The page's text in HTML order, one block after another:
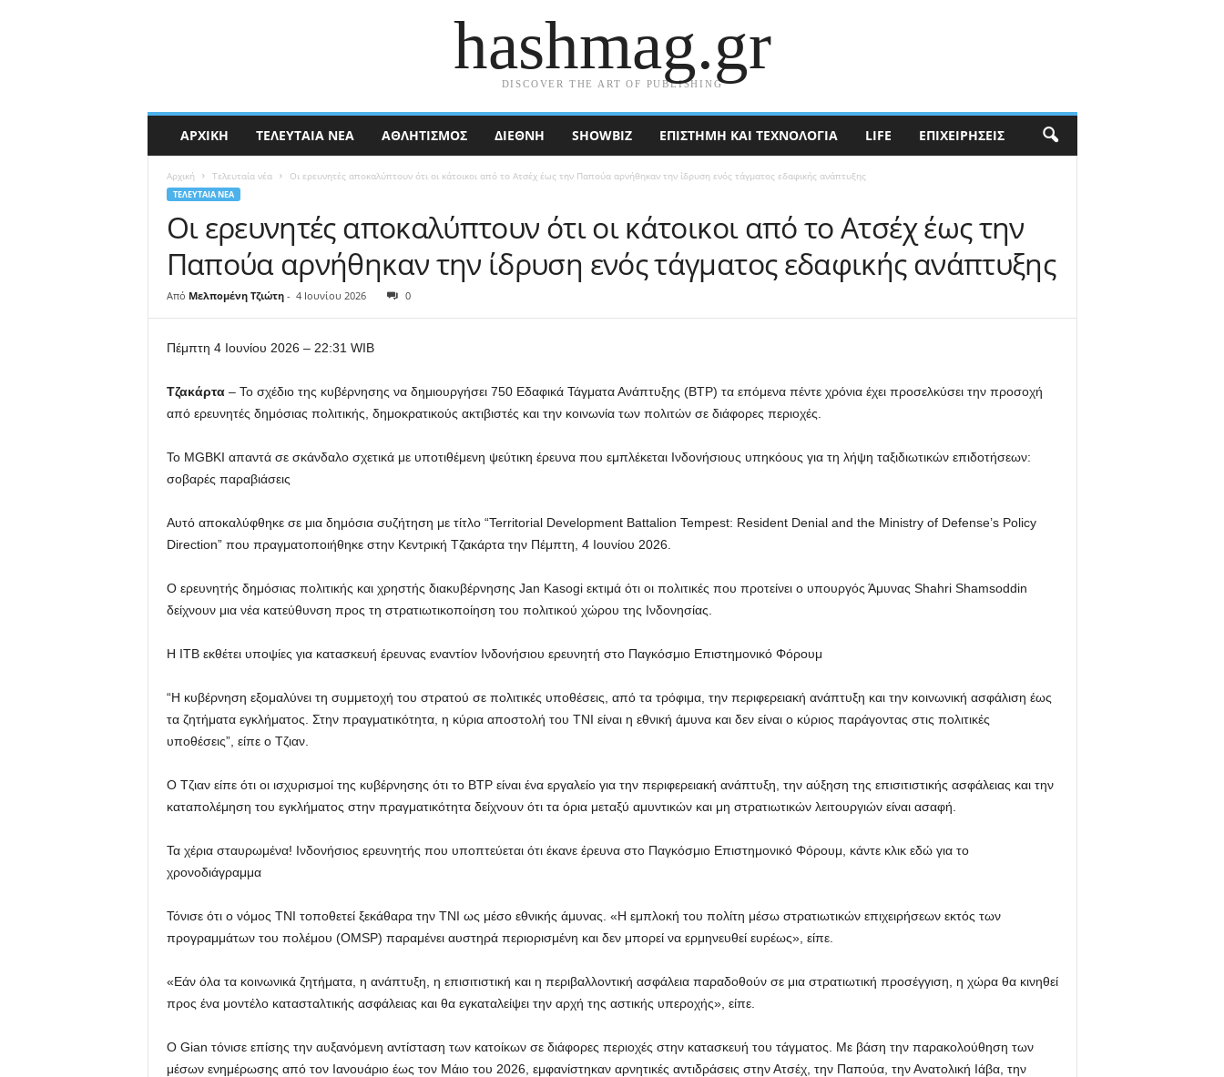
hashmag.gr
DISCOVER THE ART OF PUBLISHING
ΑΡΧΙΚΉ ΤΕΛΕΥΤΑΊΑ ΝΈΑ ΑΘΛΗΤΙΣΜΟΣ ΔΙΕΘΝΉ SHOWBIZ ΕΠΙΣΤΉΜΗ ΚΑΙ ΤΕΧΝΟΛΟΓΊΑ LIFE ΕΠΙΧΕΙΡΉΣΕΙΣ
Αρχική Τελευταία νέα Οι ερευνητές αποκαλύπτουν ότι οι κάτοικοι από το Ατσέχ έως την Παπούα αρνήθηκαν την ίδρυση ενός τάγματος εδαφικής ανάπτυξης
ΤΕΛΕΥΤΑΊΑ ΝΈΑ
Οι ερευνητές αποκαλύπτουν ότι οι κάτοικοι από το Ατσέχ έως την
Παπούα αρνήθηκαν την ίδρυση ενός τάγματος εδαφικής ανάπτυξης
Από Μελπομένη Τζιώτη - 4 Ιουνίου 2026 0
Πέμπτη 4 Ιουνίου 2026 – 22:31 WIB
Τζακάρτα – Το σχέδιο της κυβέρνησης να δημιουργήσει 750 Εδαφικά Τάγματα Ανάπτυξης (BTP) τα επόμενα πέντε χρόνια έχει προσελκύσει την προσοχή
από ερευνητές δημόσιας πολιτικής, δημοκρατικούς ακτιβιστές και την κοινωνία των πολιτών σε διάφορες περιοχές.
Το MGBKI απαντά σε σκάνδαλο σχετικά με υποτιθέμενη ψεύτικη έρευνα που εμπλέκεται Ινδονήσιους υπηκόους για τη λήψη ταξιδιωτικών επιδοτήσεων:
σοβαρές παραβιάσεις
Αυτό αποκαλύφθηκε σε μια δημόσια συζήτηση με τίτλο “Territorial Development Battalion Tempest: Resident Denial and the Ministry of Defense’s Policy
Direction” που πραγματοποιήθηκε στην Κεντρική Τζακάρτα την Πέμπτη, 4 Ιουνίου 2026.
Ο ερευνητής δημόσιας πολιτικής και χρηστής διακυβέρνησης Jan Kasogi εκτιμά ότι οι πολιτικές που προτείνει ο υπουργός Άμυνας Shahri Shamsoddin
δείχνουν μια νέα κατεύθυνση προς τη στρατιωτικοποίηση του πολιτικού χώρου της Ινδονησίας.
Η ITB εκθέτει υποψίες για κατασκευή έρευνας εναντίον Ινδονήσιου ερευνητή στο Παγκόσμιο Επιστημονικό Φόρουμ
“Η κυβέρνηση εξομαλύνει τη συμμετοχή του στρατού σε πολιτικές υποθέσεις, από τα τρόφιμα, την περιφερειακή ανάπτυξη και την κοινωνική ασφάλιση έως
τα ζητήματα εγκλήματος. Στην πραγματικότητα, η κύρια αποστολή του TNI είναι η εθνική άμυνα και δεν είναι ο κύριος παράγοντας στις πολιτικές
υποθέσεις”, είπε ο Τζιαν.
Ο Τζιαν είπε ότι οι ισχυρισμοί της κυβέρνησης ότι το BTP είναι ένα εργαλείο για την περιφερειακή ανάπτυξη, την αύξηση της επισιτιστικής ασφάλειας και την
καταπολέμηση του εγκλήματος στην πραγματικότητα δείχνουν ότι τα όρια μεταξύ αμυντικών και μη στρατιωτικών λειτουργιών είναι ασαφή.
Τα χέρια σταυρωμένα! Ινδονήσιος ερευνητής που υποπτεύεται ότι έκανε έρευνα στο Παγκόσμιο Επιστημονικό Φόρουμ, κάντε κλικ εδώ για το
χρονοδιάγραμμα
Τόνισε ότι ο νόμος TNI τοποθετεί ξεκάθαρα την TNI ως μέσο εθνικής άμυνας. «Η εμπλοκή του πολίτη μέσω στρατιωτικών επιχειρήσεων εκτός των
προγραμμάτων του πολέμου (OMSP) παραμένει αυστηρά περιορισμένη και δεν μπορεί να ερμηνευθεί ευρέως», είπε.
«Εάν όλα τα κοινωνικά ζητήματα, η ανάπτυξη, η επισιτιστική και η περιβαλλοντική ασφάλεια παραδοθούν σε μια στρατιωτική προσέγγιση, η χώρα θα κινηθεί
προς ένα μοντέλο κατασταλτικής ασφάλειας και θα εγκαταλείψει την αρχή της αστικής υπεροχής», είπε.
Ο Gian τόνισε επίσης την αυξανόμενη αντίσταση των κατοίκων σε διάφορες περιοχές στην κατασκευή του τάγματος. Με βάση την παρακολούθηση των
μέσων ενημέρωσης από τον Ιανουάριο έως τον Μάιο του 2026, εμφανίστηκαν αρνητικές αντιδράσεις στην Ατσέχ, την Παπούα, την Ανατολική Ιάβα, την